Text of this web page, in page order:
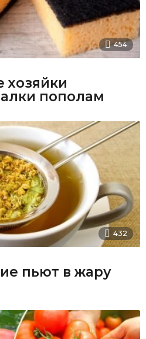
454
хозяйки
пополам
432
пьют в жару